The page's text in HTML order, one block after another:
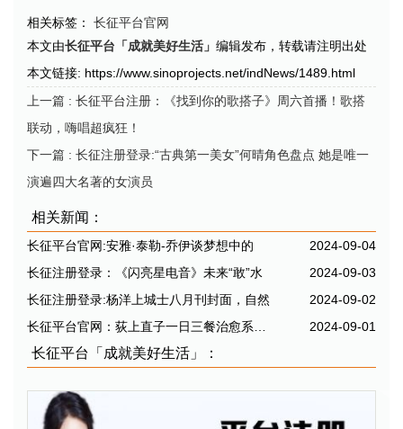
相关标签：
长征平台官网
本文由长征平台「成就美好生活」 编辑发布，转载请注明出处
本文链接: https://www.sinoprojects.net/indNews/1489.html
上一篇 : 长征平台注册：《找到你的歌搭子》周六首播！歌搭
联动，嗨唱超疯狂！
下一篇 : 长征注册登录:“古典第一美女”何晴角色盘点 她是唯一
演遍四大名著的女演员
相关新闻：
长征平台官网:安雅·泰勒-乔伊谈梦想中的
2024-09-04
长征注册登录：《闪亮星电音》未来“敢”水
2024-09-03
长征注册登录:杨洋上城士八月刊封面，自然
2024-09-02
2024-09-01
长征平台「成就美好生活」：